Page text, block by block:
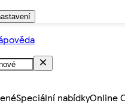
Speciální nabídkyOnline